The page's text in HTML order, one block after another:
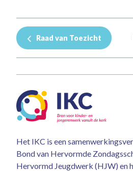
Raad van Toezicht
Het IKC is een
Bond van Hervormde
Hervormd Jeugdwerk (HJW) en